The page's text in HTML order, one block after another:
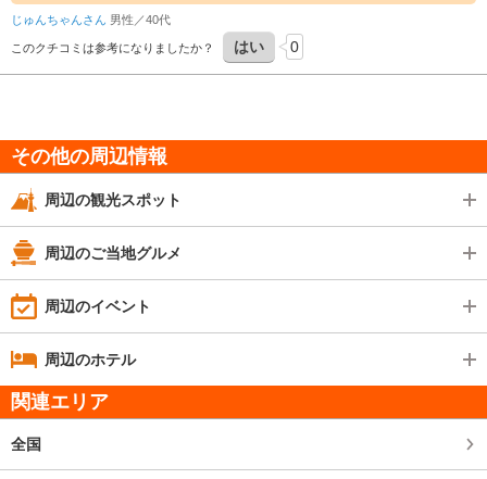
行ってみると、こじんまりとした構えのファームを発見。
聞くとNPO法人が震災後に、町のために始めたものだと。
大規模なレジャースポットじゃないし、
客がたくさん押し掛けるとすぐパンクしそうなキャパシティ。
ポニーは立派で、ヤギがいて餌やりができるなど、行って良かった。
子供は会長になついてしまって、勝手に夏また来ると約束していました。
じゅんちゃんさん 男性／40代
このクチコミは参考になりましたか？ はい 0
その他の周辺情報
周辺の観光スポット
周辺のご当地グルメ
周辺のイベント
周辺のホテル
関連エリア
全国